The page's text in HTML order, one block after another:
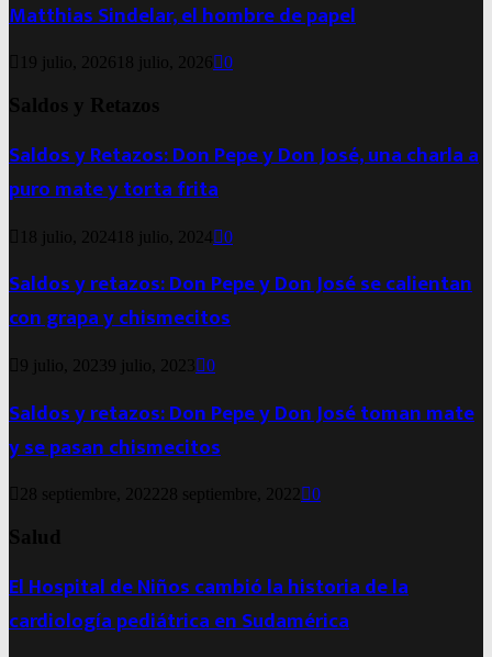
Matthias Sindelar, el hombre de papel
19 julio, 2026 18 julio, 2026 0
Saldos y Retazos
Saldos y Retazos: Don Pepe y Don José, una charla a
puro mate y torta frita
18 julio, 2024 18 julio, 2024 0
Saldos y retazos: Don Pepe y Don José se calientan
con grapa y chismecitos
9 julio, 20239 julio, 2023 0
Saldos y retazos: Don Pepe y Don José toman mate
y se pasan chismecitos
28 septiembre, 202228 septiembre, 2022 0
Salud
El Hospital de Niños cambió la historia de la
cardiología pediátrica en Sudamérica